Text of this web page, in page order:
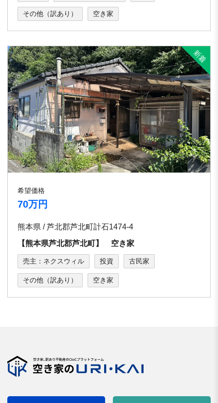
その他（訳あり） 空き家
希望価格
70万円
熊本県 / 芦北郡芦北町計石1474-4
【熊本県芦北郡芦北町】 空き家
売主：ネクスウィル 投資 古民家
その他（訳あり） 空き家